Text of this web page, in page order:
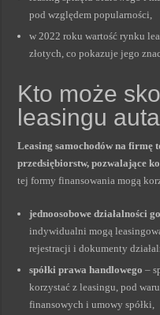
pod względem popularności,
w 2022 roku wartość rynku
złotych, co pokazuje jego
Kto może
leasingu
Leasing samochodów na firmę
przedsiębiorstw, pozwalające
tej formy finansowania mogą
jednoosobowe działalności
indywidualni mogą
rejestracji i dokumenty
spółki prawa handlowego –
korzystać z leasingu, pod
finansowych i umowy spółki,